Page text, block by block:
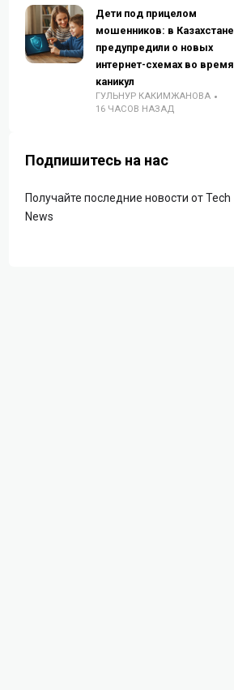
Дети под прицелом
мошенников: в Казахстане
предупредили о новых
интернет-схемах во время
каникул
ГУЛЬНУР КАКИМЖАНОВА
16 ЧАСОВ НАЗАД
Подпишитесь на нас
Получайте последние новости от Tech
News